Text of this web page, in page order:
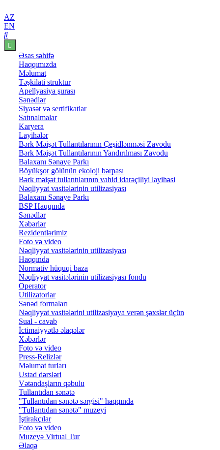
AZ
EN
Əsas səhifə
Haqqımızda
Məlumat
Təşkilati struktur
Apellyasiya şurası
Sənədlər
Siyasət və sertifikatlar
Satınalmalar
Karyera
Layihələr
Bərk Məişət Tullantılarının Çeşidlənməsi Zavodu
Bərk Məişət Tullantılarının Yandırılması Zavodu
Balaxanı Sənaye Parkı
Böyükşor gölünün ekoloji bərpası
Bərk məişət tullantılarının vahid idarəçiliyi layihəsi
Nəqliyyat vasitələrinin utilizasiyası
Balaxanı Sənaye Parkı
BSP Haqqında
Sənədlər
Xəbərlər
Rezidentlərimiz
Foto və video
Nəqliyyat vasitələrinin utilizasiyası
Haqqında
Normativ hüquqi baza
Nəqliyyat vasitələrinin utilizasiyası fondu
Operator
Utilizatorlar
Sənəd formaları
Nəqliyyat vasitələrini utilizasiyaya verən şəxslər üçün
Sual - cavab
İctimaiyyətlə əlaqələr
Xəbərlər
Foto və video
Press-Relizlər
Məlumat turları
Ustad dərsləri
Vətəndaşların qəbulu
Tullantıdan sənətə
"Tullantıdan sənətə sərgisi" haqqında
"Tullantıdan sənətə" muzeyi
İştirakçılar
Foto və video
Muzeyə Virtual Tur
Əlaqə